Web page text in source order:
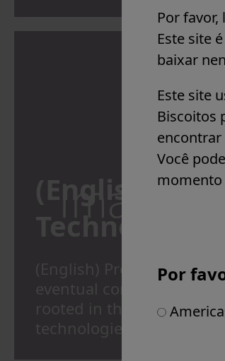
(English)
Technology
(English) Product
eventual
rooted in the company's
technologies with the
Por favor,
Este site
baixar
Este site
Biscoitos
Você
momento
Por